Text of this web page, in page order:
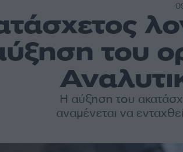
του
H αύξηση του
αναμένεται να